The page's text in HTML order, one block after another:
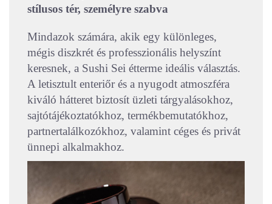
stílusos tér, személyre szabva
Mindazok számára, akik egy különleges,
mégis diszkrét és professzionális helyszínt
keresnek, a Sushi Sei étterme ideális választás.
A letisztult enteriőr és a nyugodt atmoszféra
kiváló hátteret biztosít üzleti tárgyalásokhoz,
sajtótájékoztatókhoz, termékbemutatókhoz,
partnertalálkozókhoz, valamint céges és privát
ünnepi alkalmakhoz.